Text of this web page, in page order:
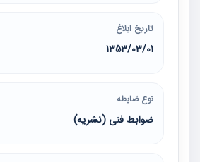
تاریخ ابلاغ
1353/03/01
نوع ضابطه
ضوابط فنی (نشریه)